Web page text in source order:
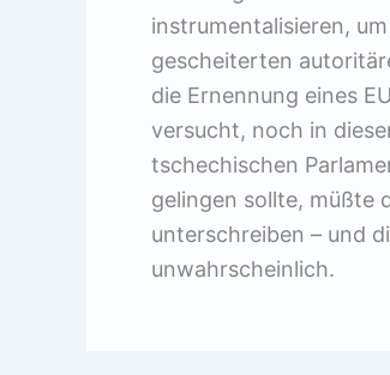
instrumentalisieren,
gescheiterten
die Ernennung eines
versucht, noch in
tschechischen
gelingen sollte, müßte
unterschreiben – und
unwahrscheinlich.